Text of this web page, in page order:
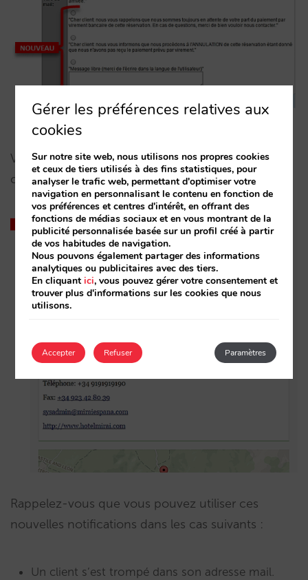
Voici comment l’en-tête apparaîtra sur le mail du
client :
Rappelez-vous que vous pouvez utiliser ces
nouvelles notifications dans les cas suivants :
Un client s’est trompé dans son adresse mail.
Gérer les préférences relatives aux
cookies
Sur notre site web, nous utilisons nos propres cookies
et ceux de tiers utilisés à des fins statistiques, pour
analyser le trafic web, permettant d'optimiser votre
navigation en personnalisant le contenu en fonction de
vos préférences et centres d'intérêt, en offrant des
fonctions de médias sociaux et en vous montrant de la
publicité personnalisée basée sur un profil créé à partir
de vos habitudes de navigation.
Nous pouvons également partager des informations
analytiques ou publicitaires avec des tiers.
En cliquantici, vous pouvez gérer votre consentement et
trouver plus d'informations sur les cookies que nous
utilisons.
Accepter Paramètres
Refuser